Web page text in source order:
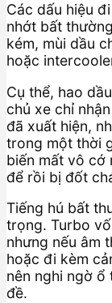
Các dấu hiệu
nhớt bất
kém, mùi dầu
hoặc
Cụ thể, hao
chủ xe chỉ
đã xuất hiện,
trong một thời
biến mất vô cớ
để rồi bị đốt
Tiếng hú bất
trọng. Turbo
nhưng nếu âm
hoặc đi kèm
nên nghi ngờ
đề.